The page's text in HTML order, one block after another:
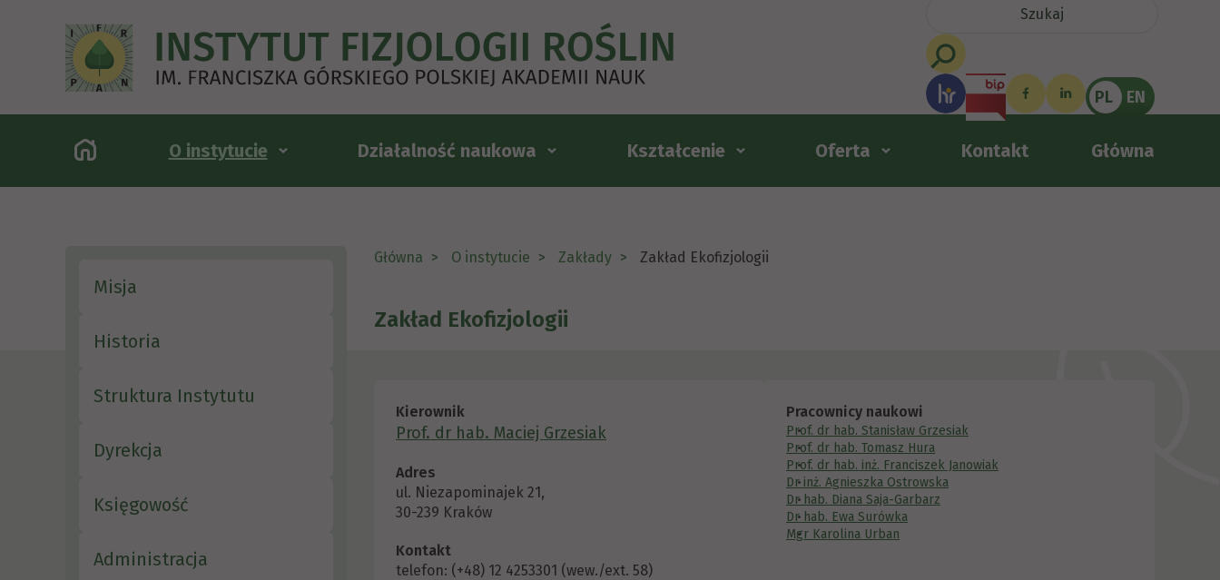
PL EN
O instytucie Działalność naukowa Kształcenie Oferta Kontakt Główna
Misja
Historia
Struktura Instytutu
Dyrekcja
Księgowość
Administracja
Główna O instytucie Zakłady Zakład Ekofizjologii
Zakład Ekofizjologii
Kierownik
Prof. dr hab. Maciej Grzesiak
Adres
ul. Niezapominajek 21,
30-239 Kraków
Kontakt
telefon: (+48) 12 4253301 (wew./ext. 58)
Pracownicy naukowi
Prof. dr hab. Stanisław Grzesiak
Prof. dr hab. Tomasz Hura
Prof. dr hab. inż. Franciszek Janowiak
Dr inż. Agnieszka Ostrowska
Dr hab. Diana Saja-Garbarz
Dr hab. Ewa Surówka
Mgr Karolina Urban